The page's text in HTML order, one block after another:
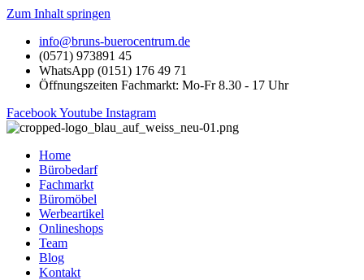
Zum Inhalt springen
info@bruns-buerocentrum.de
(0571) 973891 45
WhatsApp (0151) 176 49 71
Öffnungszeiten Fachmarkt: Mo-Fr 8.30 - 17 Uhr
FacebookYoutube Instagram
Home
Bürobedarf
Fachmarkt
Büromöbel
Werbeartikel
Onlineshops
Team
Blog
Kontakt